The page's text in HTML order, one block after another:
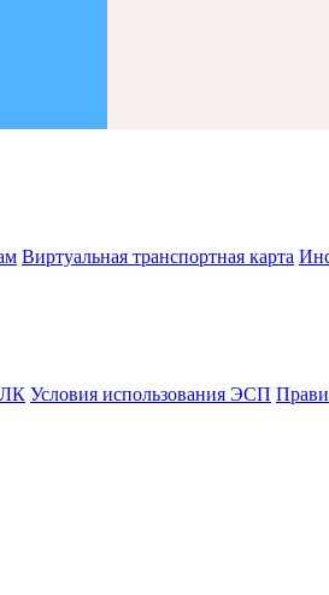
Виртуальная транспортная карта
ЛК Условия использования ЭСП